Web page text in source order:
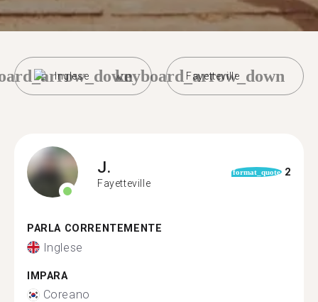
Inglese Fayetteville
keyboard_arrow_down
J.
Fayetteville
format_quote 2
PARLA CORRENTEMENTE
Inglese
IMPARA
Coreano